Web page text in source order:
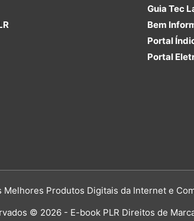
Guia Tec
Bem
Portal
Portal
Melhores Produtos Digitais da Internet e
© 2026 - E-book PLR Direitos de